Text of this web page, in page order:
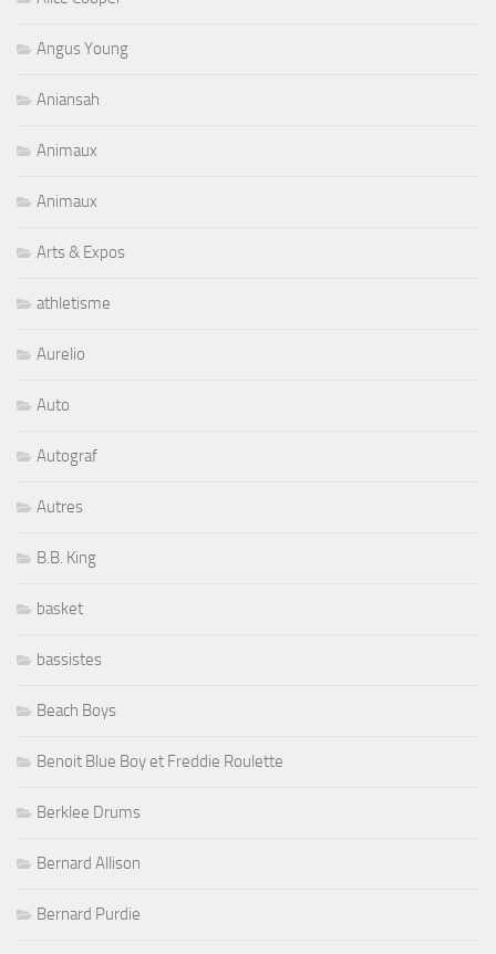
Angus Young
Aniansah
Animaux
Animaux
Arts & Expos
athletisme
Aurelio
Auto
Autograf
Autres
B.B. King
basket
bassistes
Beach Boys
Benoit Blue Boy et Freddie Roulette
Berklee Drums
Bernard Allison
Bernard Purdie